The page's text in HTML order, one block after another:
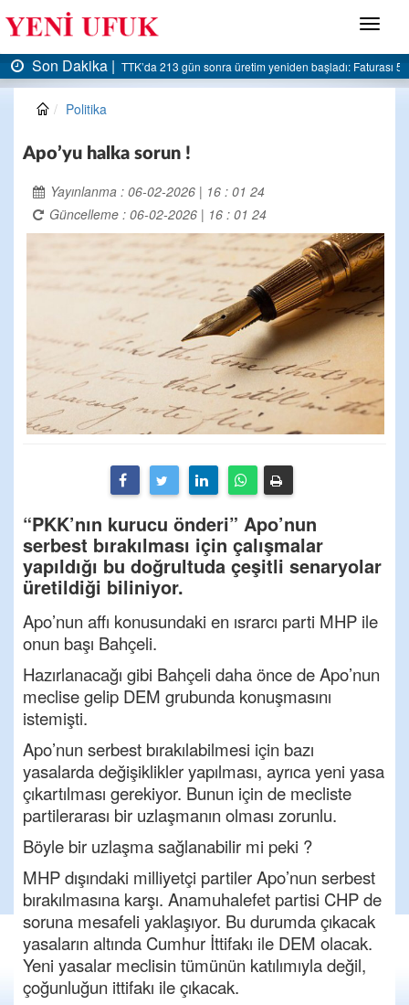
Menü
Son Dakika | AK Parti Ereğli İlçe Başkanlığı’ndan belediyeye sert
Politika
Apo’yu halka sorun !
Yayınlanma : 06-02-2026 | 16 : 01 24
Güncelleme : 06-02-2026 | 16 : 01 24
“PKK’nın kurucu önderi” Apo’nun
serbest bırakılması için çalışmalar
yapıldığı bu doğrultuda çeşitli senaryolar
üretildiği biliniyor.
Apo’nun affı konusundaki en ısrarcı parti MHP ile
onun başı Bahçeli.
Hazırlanacağı gibi Bahçeli daha önce de Apo’nun
meclise gelip DEM grubunda konuşmasını
istemişti.
Apo’nun serbest bırakılabilmesi için bazı
yasalarda değişiklikler yapılması, ayrıca yeni yasa
çıkartılması gerekiyor. Bunun için de mecliste
partilerarası bir uzlaşmanın olması zorunlu.
Böyle bir uzlaşma sağlanabilir mi peki ?
MHP dışındaki milliyetçi partiler Apo’nun serbest
bırakılmasına karşı. Anamuhalefet partisi CHP de
soruna mesafeli yaklaşıyor. Bu durumda çıkacak
yasaların altında Cumhur İttifakı ile DEM olacak.
Yeni yasalar meclisin tümünün katılımıyla değil,
çoğunluğun ittifakı ile çıkacak.